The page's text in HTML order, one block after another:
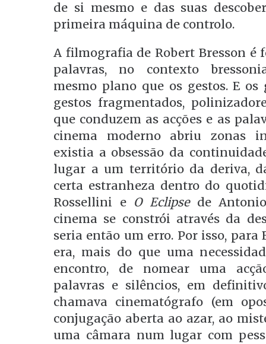
de si mesmo e das suas
primeira máquina de controlo.
A filmografia de Robert Bresson é
palavras, no contexto
mesmo plano que os gestos. E os
gestos fragmentados,
que conduzem as acções e as
cinema moderno abriu zonas
existia a obsessão da
lugar a um território da deriva,
certa estranheza dentro do
Rossellini e O Eclipsede
cinema se constrói através da
seria então um erro. Por isso, para
era, mais do que uma
encontro, de nomear uma
palavras e silêncios, em
chamava cinematógrafo (em
conjugação aberta ao azar, ao
uma câmara num lugar com